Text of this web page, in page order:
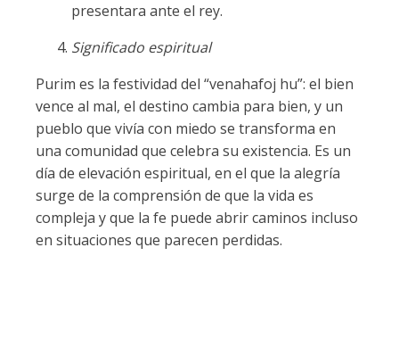
presentara ante el rey.
Significado espiritual
Purim es la festividad del “venahafoj hu”: el bien
vence al mal, el destino cambia para bien, y un
pueblo que vivía con miedo se transforma en
una comunidad que celebra su existencia. Es un
día de elevación espiritual, en el que la alegría
surge de la comprensión de que la vida es
compleja y que la fe puede abrir caminos incluso
en situaciones que parecen perdidas.